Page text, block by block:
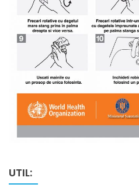
UTIL: